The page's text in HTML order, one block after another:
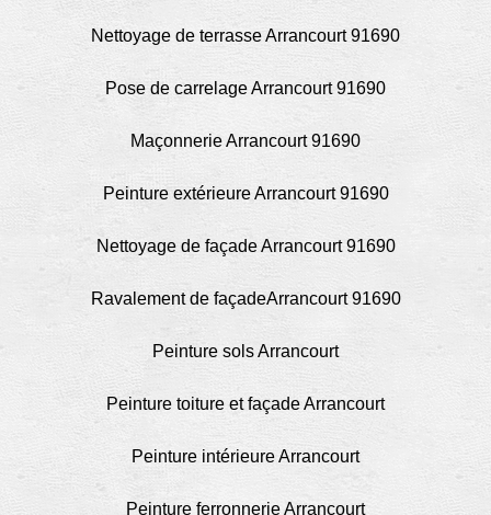
Nettoyage de terrasse Arrancourt 91690
Pose de carrelage Arrancourt 91690
Maçonnerie Arrancourt 91690
Peinture extérieure Arrancourt 91690
Nettoyage de façade Arrancourt 91690
Ravalement de façadeArrancourt 91690
Peinture sols Arrancourt
Peinture toiture et façade Arrancourt
Peinture intérieure Arrancourt
Peinture ferronnerie Arrancourt